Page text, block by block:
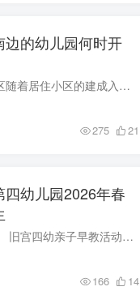
的幼儿园何时开
幼儿园 西红门东地区随着居住小区的建成入住，配套建设了多个幼儿园 关于已建成幼儿园的投用问题，之前就有邻居咨询过 其中黄城根小学南侧的幼儿园的施工新闻提到...
275 21
幼儿园2026年春
《绘出童趣，印出创意》 旧宫四幼亲子早教活动开始招募啦！ 0-3岁宝宝快来玩～ - 亲子早教活动 - 亲爱的爸爸妈妈们，您是否希望宝宝在游戏中收获快乐、在探索中激发想象？...
166 14